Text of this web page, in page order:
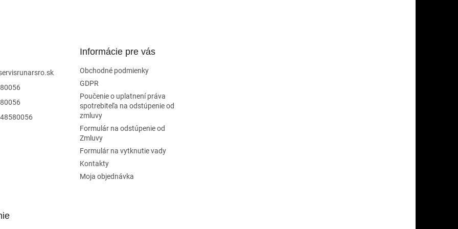
Informácie pre vás
Obchodné podmienky
GDPR
Poučenie o uplatnení práva
spotrebiteľa na odstúpenie od
zmluvy
Formulár na odstúpenie od
Zmluvy
Formulár na vytknutie vady
Kontakty
Moja objednávka